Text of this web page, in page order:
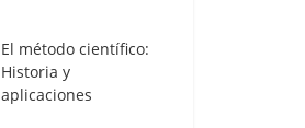
El método científico:
Historia y
aplicaciones